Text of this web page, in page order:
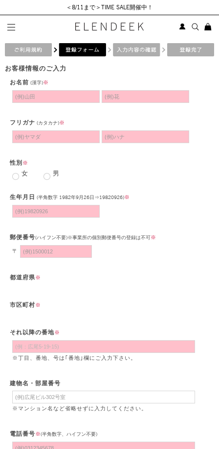
＜8/11まで＞TIME SALE開催中！
新規会員登録
お客様情報のご入力
お名前 (漢字)※
フリガナ (カタカナ)※
性別 ※
女 男
生年月日 (半角数字 1982年9月26日⇒19820926)※
郵便番号(ハイフン不要)※事業所の個別郵便番号の登録は不可 ※
〒
都道府県※
市区町村※
それ以降の番地※
※丁目、番地、号は｢番地｣欄にご入力下さい。
建物名・部屋番号
※マンション名など省略せずに入力してください。
電話番号※(半角数字、ハイフン不要)